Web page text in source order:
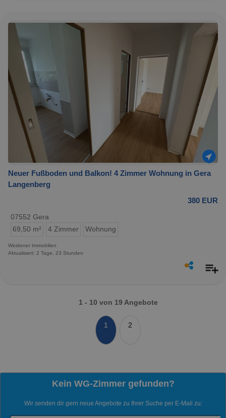
Neuer Fußboden und Balkon! 4 Zimmer Wohnung in Gera
Langenberg
380 EUR
07552 Gera
69,50 m²
4 Zimmer Wohnung
Weidener Immobilien
Aktualisiert: 2 Tage, 23 Stunden
1 - 10 von 19 Angebote
1 2
Kein WG-Zimmer gefunden?
Wir senden dir gern neue Angebote zu Ihrer Suche per E-Mail zu: